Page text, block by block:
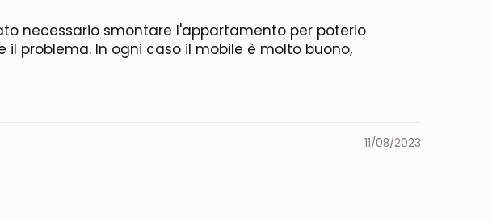
necessario smontare l'appartamento per poterlo
problema. In ogni caso il mobile è molto buono,
11/08/2023